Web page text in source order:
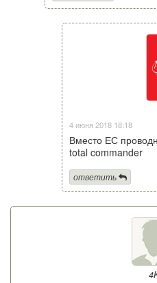
4 июня 2018 18:18
Вместо ЕС
total commander
ответить